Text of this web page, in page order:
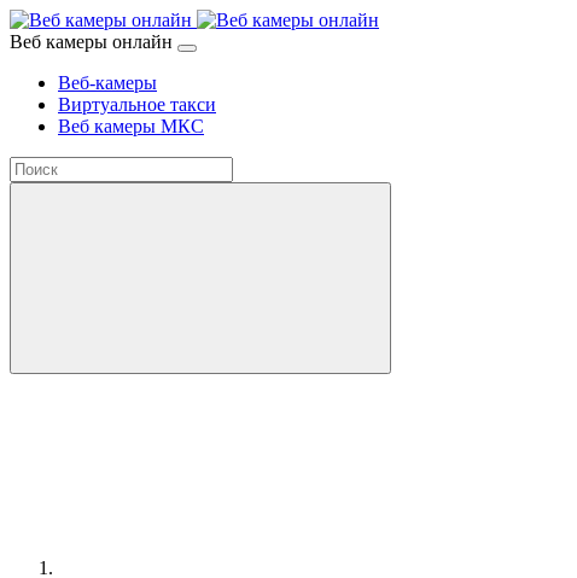
Веб камеры онлайн
Веб-камеры
Виртуальное такси
Веб камеры МКС